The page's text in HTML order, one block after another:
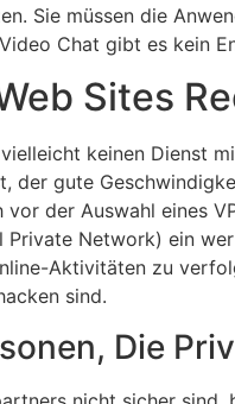
Sie müssen die
Chat gibt es kein
Sites
keinen Dienst
der gute
der Auswahl eines
Network) ein
Aktivitäten zu
sind.
Die